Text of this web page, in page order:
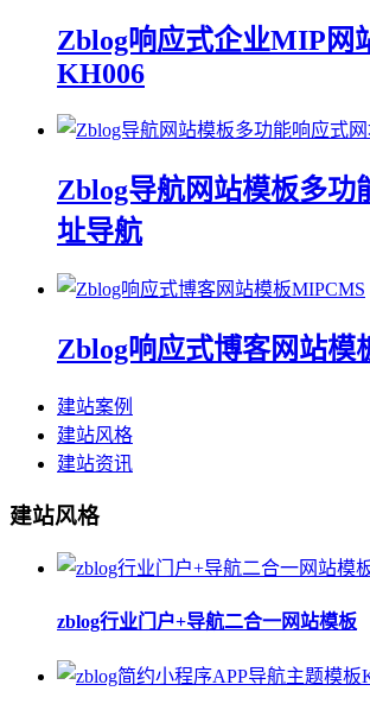
Zblog响应式企业MIP网
KH006
Zblog导航网站模板多功
址导航
Zblog响应式博客网站模
建站案例
建站风格
建站资讯
建站风格
zblog行业门户+导航二合一网站模板